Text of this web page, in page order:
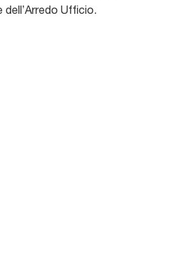
Ufficio.